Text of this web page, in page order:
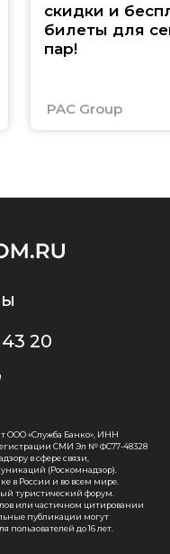
скидки и
билеты для
пар!
PAC Group
20
ООО «Служба Банко», ИНН
регистрации СМИ Эл № ФС77-48328
в сфере связи,
(Роскомнадзор).
в России и во всем мире.
туристический форум.
или частичном цитировании
публикации могут
до 16 лет.